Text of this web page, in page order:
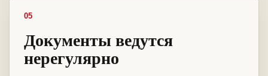
05
Документы ведутся
нерегулярно